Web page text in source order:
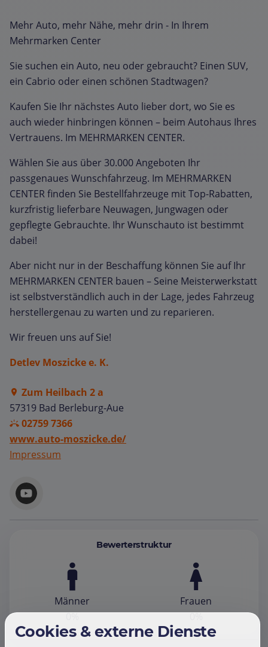
Mehr Auto, mehr Nähe, mehr drin - In Ihrem
Mehrmarken Center
Sie suchen ein Auto, neu oder gebraucht? Einen SUV,
ein Cabrio oder einen schönen Stadtwagen?
Kaufen Sie Ihr nächstes Auto lieber dort, wo Sie es
auch wieder hinbringen können – beim Autohaus Ihres
Vertrauens. Im MEHRMARKEN CENTER.
Wählen Sie aus über 30.000 Angeboten Ihr
passgenaues Wunschfahrzeug. Im MEHRMARKEN
CENTER finden Sie Bestellfahrzeuge mit Top-Rabatten,
kurzfristig lieferbare Neuwagen, Jungwagen oder
gepflegte Gebrauchte. Ihr Wunschauto ist bestimmt
dabei!
Aber nicht nur in der Beschaffung können Sie auf Ihr
MEHRMARKEN CENTER bauen – Seine Meisterwerkstatt
ist selbstverständlich auch in der Lage, jedes Fahrzeug
herstellergenau zu warten und zu reparieren.
Wir freuen uns auf Sie!
Detlev Moszicke e. K.
Zum Heilbach 2 a
57319 Bad Berleburg-Aue
02759 7366
www.auto-moszicke.de/
Impressum
Bewerterstruktur
Männer
0%
Frauen
0%
Cookies & externe Dienste